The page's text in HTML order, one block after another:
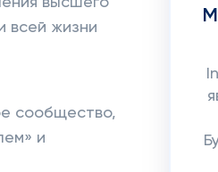
всей жизни
сообщество,
и